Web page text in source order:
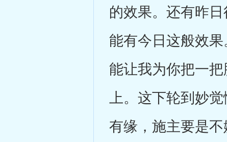
的效果。还有昨
能有今日这般效
能让我为你把一
上。这下轮到妙
有缘，施主要是